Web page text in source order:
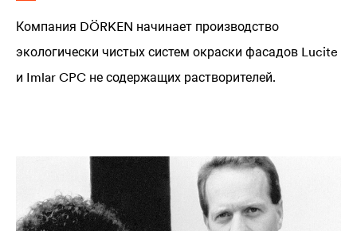
Компания DÖRKEN начинает производство
экологически чистых систем окраски фасадов Lucite
и Imlar CPC не содержащих растворителей.